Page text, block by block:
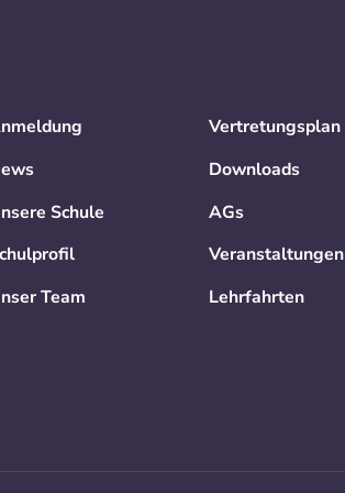
Schule
Team
Vertretungsplan
Downloads
AGs
Veranstaltungen
Lehrfahrten